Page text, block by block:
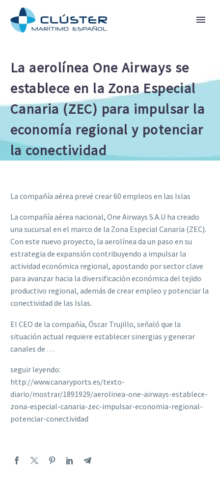
La aerolínea One Airways se
establece en la Zona Especial
Canaria (ZEC) para impulsar la
economía regional y potenciar
la conectividad
La compañía aérea prevé crear 60 empleos en las Islas
La compañía aérea nacional, One Airways S.A.U ha creado
una sucursal en el marco de la Zona Especial Canaria (ZEC).
Con este nuevo proyecto, la aerolínea da un paso en su
estrategia de expansión contribuyendo a impulsar la
actividad económica regional, apostando por sector clave
para avanzar hacia la diversificación económica del tejido
productivo regional, además de crear empleo y potenciar la
conectividad de las Islas.
El CEO de la compañía, Óscar Trujillo, señaló que la
situación actual requiere establecer sinergias y generar
canales de …
seguir leyendo:
http://www.canaryports.es/texto-
diario/mostrar/1891929/aerolinea-one-airways-establece-
zona-especial-canaria-zec-impulsar-economia-regional-
potenciar-conectividad